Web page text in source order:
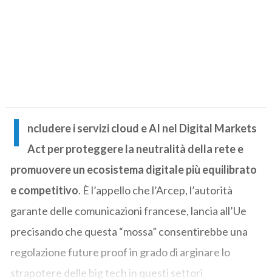
I
ncludere i servizi cloud e AI nel Digital Markets
Act per proteggere la neutralità della rete e
promuovere un ecosistema digitale più equilibrato
e competitivo. È l’appello che l’Arcep, l’autorità
garante delle comunicazioni francese, lancia all’Ue
precisando che questa “mossa” consentirebbe una
regolazione future proof in grado di arginare lo
strapotere delle big tech in questi settori